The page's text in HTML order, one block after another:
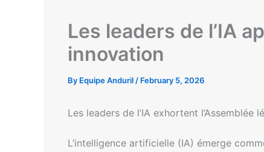
Les leaders de l’IA
innovation
By Equipe Anduril / February 5, 2026
Les leaders de l’IA exhortent
L’intelligence artificielle (IA) émerge